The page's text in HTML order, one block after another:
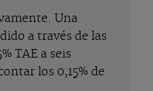
Una
a través de las
TAE a seis
los 0,15% de